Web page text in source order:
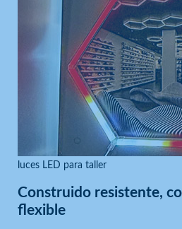
luces LED para taller
Construido resistente,
flexible